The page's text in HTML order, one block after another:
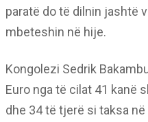
paratë do të dilnin jashtë
mbeteshin në hije.
Kongolezi Sedrik
Euro nga të cilat 41 kanë
dhe 34 të tjerë si taksa